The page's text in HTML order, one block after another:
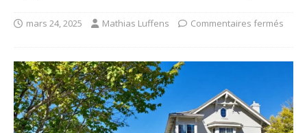
mars 24, 2025 Mathias Luffens Commentaires fermés